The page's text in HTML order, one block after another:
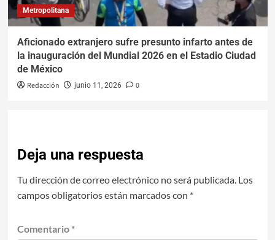
Metropolitana
Aficionado extranjero sufre presunto infarto antes de
la inauguración del Mundial 2026 en el Estadio Ciudad
de México
Redacción junio 11, 2026 0
Deja una respuesta
Tu dirección de correo electrónico no será publicada. Los
campos obligatorios están marcados con *
Comentario *